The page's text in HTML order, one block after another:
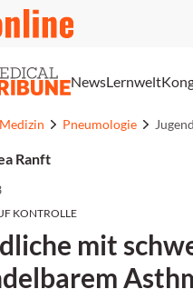
NewsLernwelt
Pneumologie
Ranft
KONTROLLE
mit